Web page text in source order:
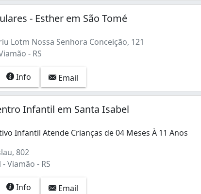
- Esther em São Tomé
Lotm Nossa Senhora Conceição, 121
- RS
Info Email
Infantil em Santa Isabel
Infantil Atende Crianças de 04 Meses À 11 Anos
802
Viamão - RS
Info Email